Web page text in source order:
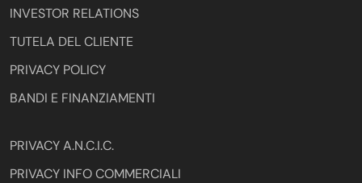
INVESTOR RELATIONS
TUTELA DEL CLIENTE
PRIVACY POLICY
BANDI E FINANZIAMENTI
PRIVACY A.N.C.I.C.
PRIVACY INFO COMMERCIALI